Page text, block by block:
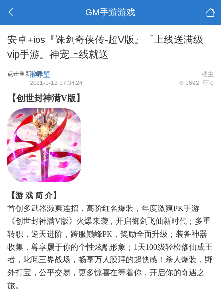
GM手游游戏
安卓+ios『诛剑奇侠传-超V版』『上线送满级
vip手游』神宠上线就送
点击重新加载 楼主
醉赤壁
1692 0
2021-1-12 17:34:24
【创世封神满V版】
【游 戏 简 介】
首创多武器激爽连招，高阶红名爆装，年度激爽PK手游
《创世封神满V版》火爆来袭，开启御剑飞仙新时代；多重
转职，逆天进阶，跨服巅峰PK，奖励全面升级；装备神器
收集，尊享属于你的个性炫酷形象；1天100级轻松修仙成王
者，叱咤三界战场，畅享万人膜拜的超快感！杀人爆装，野
外打宝，公平交易，更多惊喜在等着你，开启你的奇遇之
旅。